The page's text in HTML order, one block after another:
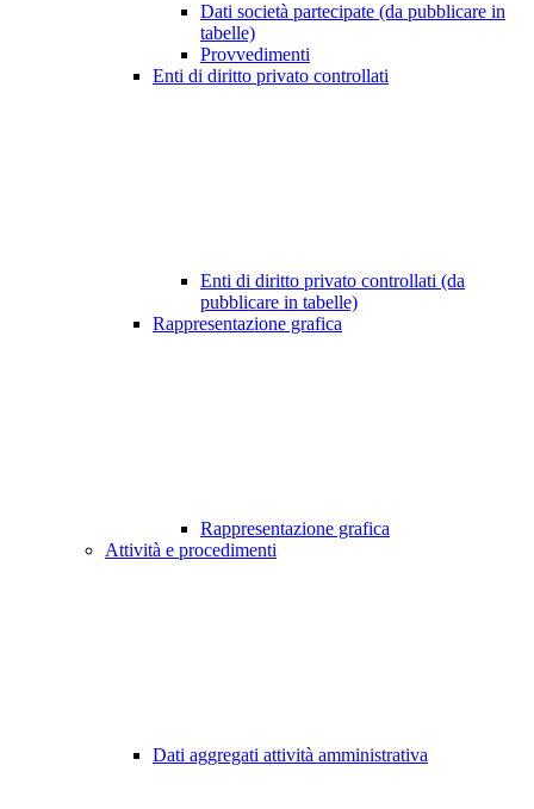
Dati società partecipate (da pubblicare in
tabelle)
Provvedimenti
Enti di diritto privato controllati
Enti di diritto privato controllati (da
pubblicare in tabelle)
Rappresentazione grafica
Rappresentazione grafica
Attività e procedimenti
Dati aggregati attività amministrativa